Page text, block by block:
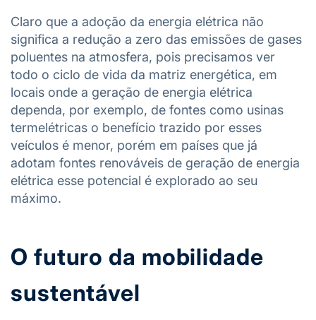
Claro que a adoção da energia elétrica não
significa a redução a zero das emissões de gases
poluentes na atmosfera, pois precisamos ver
todo o ciclo de vida da matriz energética, em
locais onde a geração de energia elétrica
dependa, por exemplo, de fontes como usinas
termelétricas o benefício trazido por esses
veículos é menor, porém em países que já
adotam fontes renováveis de geração de energia
elétrica esse potencial é explorado ao seu
máximo.
O futuro da mobilidade
sustentável